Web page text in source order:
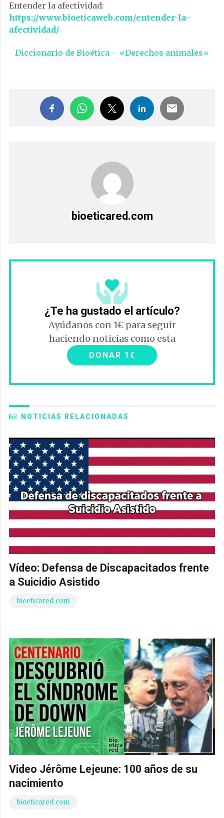
Entender la afectividad:
https://www.bioeticaweb.com/entender-la-
afectividad/
Diccionario de Bioética – «Derechos animales»
bioeticared.com
¿Te ha gustado el artículo?
Ayúdanos con 1€ para seguir
haciendo noticias como esta
DONAR 1€
NOTICIAS RELACIONADAS
Vídeo: Defensa de Discapacitados frente
a Suicidio Asistido
bioeticared.com
Video Jérôme Lejeune: 100 años de su
nacimiento
bioeticared.com